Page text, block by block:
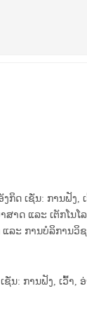
ດ ເຊັ່ນ: ການຟັງ,
ສາດ ແລະ ເຕັກໂນໂ
ລະ ການບໍລິການວິ
ນ: ການຟັງ, ເວົ້າ